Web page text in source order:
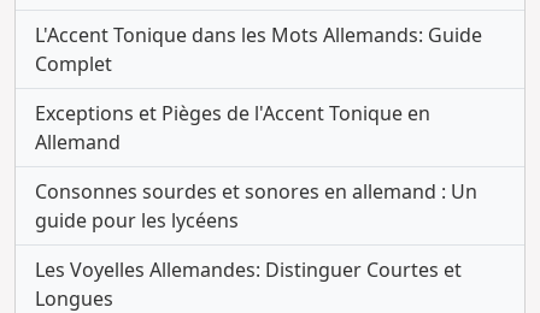
L'Accent Tonique dans les Mots Allemands: Guide
Complet
Exceptions et Pièges de l'Accent Tonique en
Allemand
Consonnes sourdes et sonores en allemand : Un
guide pour les lycéens
Les Voyelles Allemandes: Distinguer Courtes et
Longues